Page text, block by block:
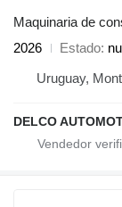
Maquinaria de
2026
Estado
Uruguay,
DELCO